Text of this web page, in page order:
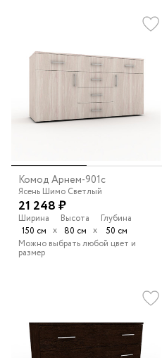
Комод Арнем-901c
Ясень Шимо Светлый
21 248 ₽
Ширина
150 см х
Высота
80 см х
Глубина
50 см
Можно выбрать любой цвет и
размер